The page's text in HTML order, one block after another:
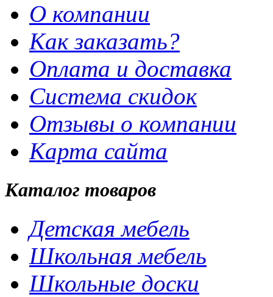
О компании
Как заказать?
Оплата и доставка
Система скидок
Отзывы о компании
Карта сайта
Каталог товаров
Детская мебель
Школьная мебель
Школьные доски